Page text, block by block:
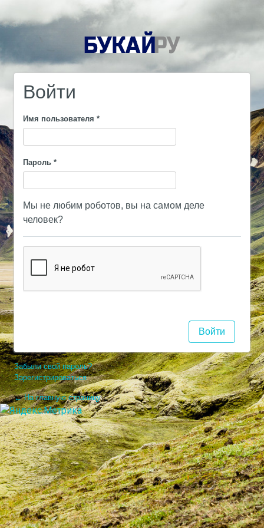
Войти
Имя пользователя *
Пароль *
Мы не любим роботов, вы на самом деле
человек?
Забыли свой пароль?
Зарегистрироваться
← На главную страницу